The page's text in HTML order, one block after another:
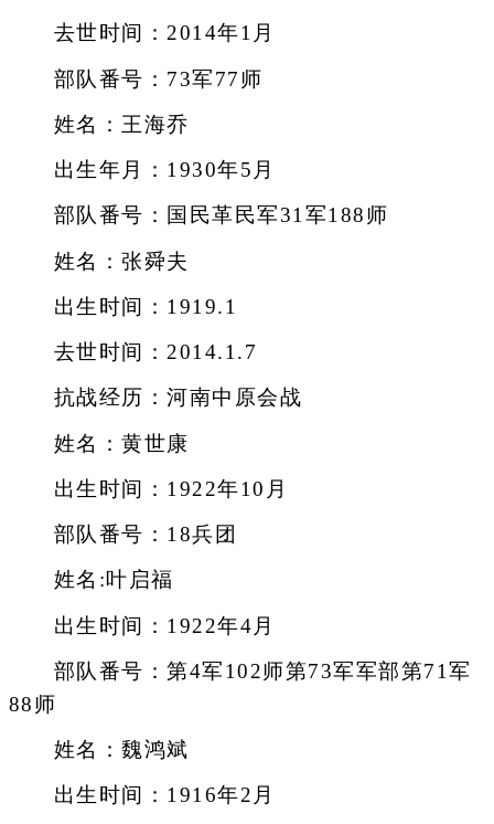
去世时间：2014年1月
部队番号：73军77师
姓名：王海乔
出生年月：1930年5月
部队番号：国民革民军31军188师
姓名：张舜夫
出生时间：1919.1
去世时间：2014.1.7
抗战经历：河南中原会战
姓名：黄世康
出生时间：1922年10月
部队番号：18兵团
姓名:叶启福
出生时间：1922年4月
部队番号：第4军102师第73军军部第71军
88师
姓名：魏鸿斌
出生时间：1916年2月